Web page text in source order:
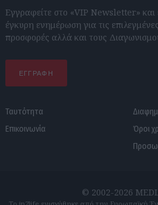
Εγγραφείτε στο «VIP Newsletter» και
έγκυρη ενημέρωση για τις επιλεγμένες
προσφορές αλλά και τους
ΕΓΓΡΑΦΗ
Ταυτότητα
Επικοινωνία
Όροι
© 2002-2026